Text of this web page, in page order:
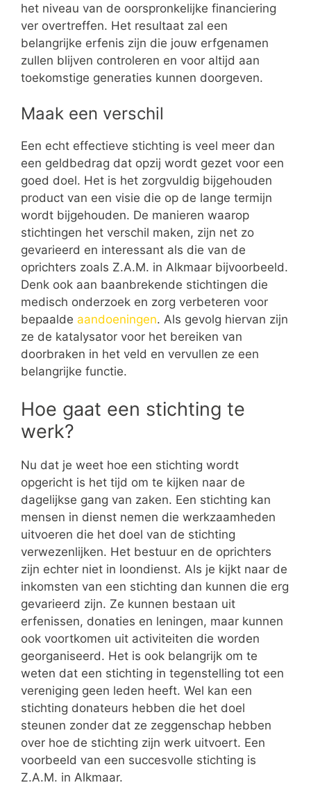
het niveau van de oorspronkelijke financiering
ver overtreffen. Het resultaat zal een
belangrijke erfenis zijn die jouw erfgenamen
zullen blijven controleren en voor altijd aan
toekomstige generaties kunnen doorgeven.
Maak een verschil
Een echt effectieve stichting is veel meer dan
een geldbedrag dat opzij wordt gezet voor een
goed doel. Het is het zorgvuldig bijgehouden
product van een visie die op de lange termijn
wordt bijgehouden. De manieren waarop
stichtingen het verschil maken, zijn net zo
gevarieerd en interessant als die van de
oprichters zoals Z.A.M. in Alkmaar bijvoorbeeld.
Denk ook aan baanbrekende stichtingen die
medisch onderzoek en zorg verbeteren voor
bepaalde aandoeningen. Als gevolg hiervan zijn
ze de katalysator voor het bereiken van
doorbraken in het veld en vervullen ze een
belangrijke functie.
Hoe gaat een stichting te
werk?
Nu dat je weet hoe een stichting wordt
opgericht is het tijd om te kijken naar de
dagelijkse gang van zaken. Een stichting kan
mensen in dienst nemen die werkzaamheden
uitvoeren die het doel van de stichting
verwezenlijken. Het bestuur en de oprichters
zijn echter niet in loondienst. Als je kijkt naar de
inkomsten van een stichting dan kunnen die erg
gevarieerd zijn. Ze kunnen bestaan uit
erfenissen, donaties en leningen, maar kunnen
ook voortkomen uit activiteiten die worden
georganiseerd. Het is ook belangrijk om te
weten dat een stichting in tegenstelling tot een
vereniging geen leden heeft. Wel kan een
stichting donateurs hebben die het doel
steunen zonder dat ze zeggenschap hebben
over hoe de stichting zijn werk uitvoert. Een
voorbeeld van een succesvolle stichting is
Z.A.M. in Alkmaar.